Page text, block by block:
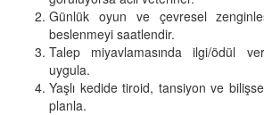
Günlük oyun ve çevresel
beslenmeyi saatlendir.
Talep miyavlamasında ilgi/ödül
uygula.
Yaşlı kedide tiroid, tansiyon ve
planla.